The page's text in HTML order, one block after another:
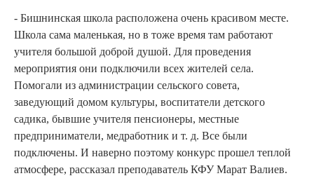
- Бишнинская школа расположена очень красивом месте.
Школа сама маленькая, но в тоже время там работают
учителя большой доброй душой. Для проведения
мероприятия они подключили всех жителей села.
Помогали из администрации сельского совета,
заведующий домом культуры, воспитатели детского
садика, бывшие учителя пенсионеры, местные
предприниматели, медработник и т. д. Все были
подключены. И наверно поэтому конкурс прошел теплой
атмосфере, рассказал преподаватель КФУ Марат Валиев.